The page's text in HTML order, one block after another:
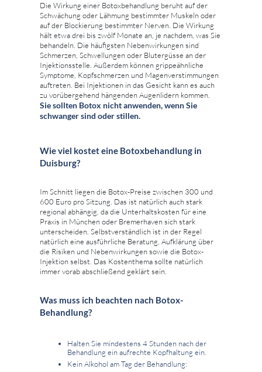
Die Wirkung einer Botoxbehandlung beruht auf der
Schwächung oder Lähmung bestimmter Muskeln oder
auf der Blockierung bestimmter Nerven. Die Wirkung
hält etwa drei bis zwölf Monate an, je nachdem, was Sie
behandeln. Die häufigsten Nebenwirkungen sind
Schmerzen, Schwellungen oder Blutergüsse an der
Injektionsstelle. Außerdem können grippeähnliche
Symptome, Kopfschmerzen und Magenverstimmungen
auftreten. Bei Injektionen in das Gesicht kann es auch
zu vorübergehend hängenden Augenlidern kommen.
Sie sollten Botox nicht anwenden, wenn Sie
schwanger sind oder stillen.
Wie viel kostet eine Botoxbehandlung in
Duisburg?
Im Schnitt liegen die Botox-Preise zwischen 300 und
600 Euro pro Sitzung. Das ist natürlich auch stark
regional abhängig, da die Unterhaltskosten für eine
Praxis in München oder Bremerhaven sich stark
unterscheiden. Selbstverständlich ist in der Regel
natürlich eine ausführliche Beratung, Aufklärung über
die Risiken und Nebenwirkungen sowie die Botox-
Injektion selbst. Das Kostenthema sollte natürlich
immer vorab abschließend geklärt sein.
Was muss ich beachten nach Botox-
Behandlung?
Halten Sie mindestens 4 Stunden nach der
Behandlung ein aufrechte Kopfhaltung ein.
Kein Alkohol am Tag der Behandlung: